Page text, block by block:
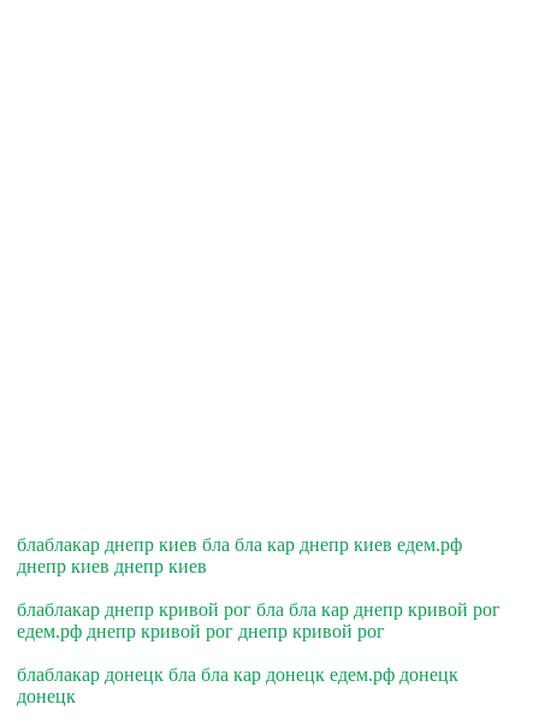
блаблакар днепр киев бла бла кар днепр киев едем.рф
днепр киев днепр киев
блаблакар днепр кривой рог бла бла кар днепр кривой рог
едем.рф днепр кривой рог днепр кривой рог
блаблакар донецк бла бла кар донецк едем.рф донецк
донецк